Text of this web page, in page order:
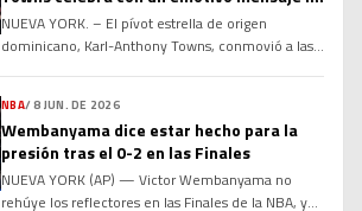
renovación de Jose Alvarado
NUEVA YORK. – El pívot estrella de origen
dominicano, Karl-Anthony Towns, conmovió a las
de felicitación dirigido a su compañero de equipo
y selección nacional, el base Jose Alvarado, tras
confirmarse la renovación contractual de este
último. […]
NBA/8 JUN. DE 2026
Wembanyama dice estar hecho para la
presión tras el 0-2 en las Finales
NUEVA YORK (AP) — Victor Wembanyama no
rehúye los reflectores en las Finales de la NBA, y